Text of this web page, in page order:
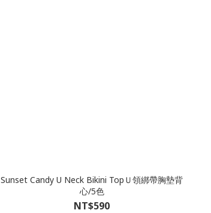
Sunset Candy U Neck Bikini TopＵ領綁帶胸墊背
心/5色
NT$590